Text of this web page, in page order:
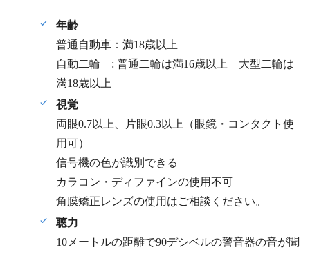
年齢
普通自動車：満18歳以上
自動二輪 : 普通二輪は満16歳以上 大型二輪は
満18歳以上
視覚
両眼0.7以上、片眼0.3以上（眼鏡・コンタクト使
用可）
信号機の色が識別できる
カラコン・ディファインの使用不可
角膜矯正レンズの使用はご相談ください。
聴力
10メートルの距離で90デシベルの警音器の音が聞